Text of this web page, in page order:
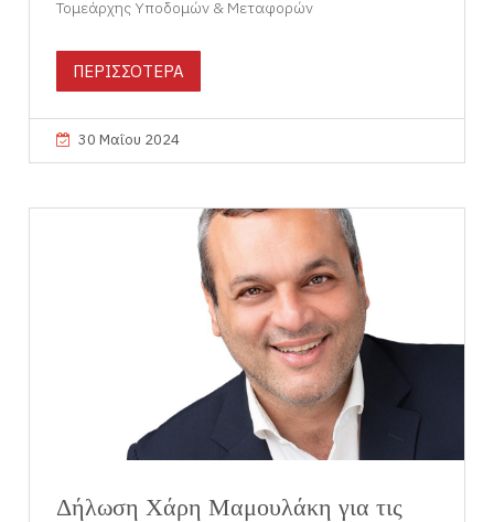
Τομεάρχης Υποδομών & Μεταφορών
ΠΕΡΙΣΣΟΤΕΡΑ
30 Μαΐου 2024
Δήλωση Χάρη Μαμουλάκη για τις